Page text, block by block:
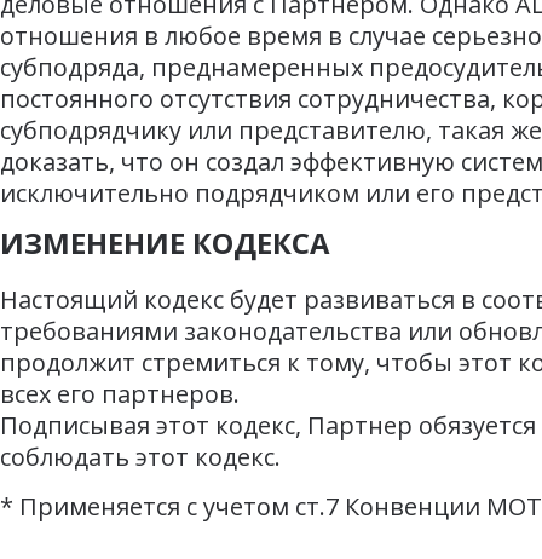
отношения в любое время в случае
субподряда, преднамеренных
постоянного отсутствия сотрудничества,
субподрядчику или представителю, такая
доказать, что он создал эффективную
исключительно подрядчиком или его
ИЗМЕНЕНИЕ КОДЕКСА
Настоящий кодекс будет развиваться в
требованиями законодательства или
продолжит стремиться к тому, чтобы этот
всех его партнеров.
Подписывая этот кодекс, Партнер
соблюдать этот кодекс.
* Применяется с учетом ст.7 Конвенции